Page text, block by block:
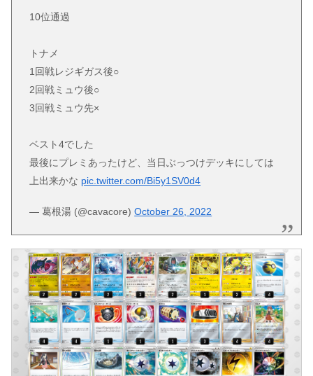
10位通過
トナメ
1回戦レジギガス後○
2回戦ミュウ後○
3回戦ミュウ先×
ベスト4でした
最後にプレミあったけど、当日ぶっつけデッキにしては
上出来かな pic.twitter.com/Bi5y1SV0d4
— 葛根湯 (@cavacore)October 26, 2022